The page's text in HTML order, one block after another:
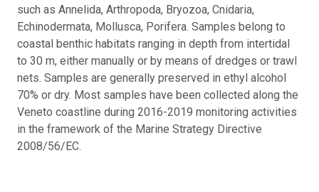
such as Annelida, Arthropoda, Bryozoa, Cnidaria,
Echinodermata, Mollusca, Porifera. Samples belong to
coastal benthic habitats ranging in depth from intertidal
to 30 m, either manually or by means of dredges or trawl
nets. Samples are generally preserved in ethyl alcohol
70% or dry. Most samples have been collected along the
Veneto coastline during 2016-2019 monitoring activities
in the framework of the Marine Strategy Directive
2008/56/EC.